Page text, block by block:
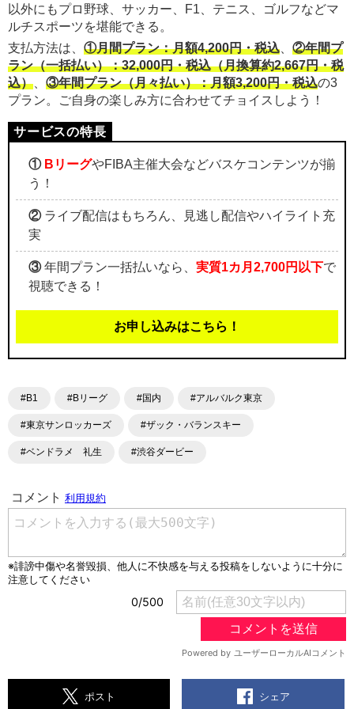
以外にもプロ野球、サッカー、F1、テニス、ゴルフなどマ
ルチスポーツを堪能できる。
支払方法は、 ①月間プラン：月額4,200円・税込
②年間プ
ラン（一括払い）：32,000円・税込（月換算約2,667円・税
込）
③年間プラン（月々払い）：月額3,200円・税込の3
プラン。ご自身の楽しみ方に合わせてチョイスしよう！
① BリーグやFIBA主催大会などバスケコンテンツが揃
う！
②ライブ配信はもちろん、見逃し配信やハイライト充
実
③年間プラン一括払いなら、 実質1カ月2,700円以下で
視聴できる！
お申し込みはこちら！
#B1 #Bリーグ #国内 #アルバルク東京
#東京サンロッカーズ #ザック・バランスキー
#ベンドラメ 礼生 #渋谷ダービー
ポスト シェア